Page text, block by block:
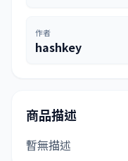
作者
hashkey
商品描述
暫無描述